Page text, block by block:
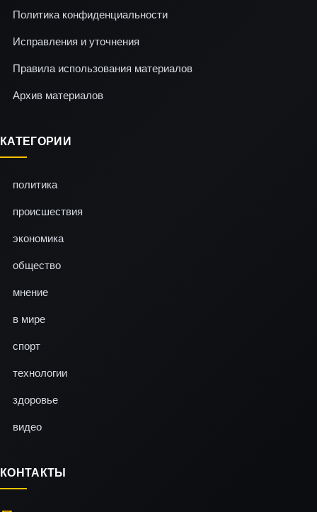
Политика конфиденциальности
Исправления и уточнения
Правила использования материалов
Архив материалов
КАТЕГОРИИ
политика
происшествия
экономика
общество
мнение
в мире
спорт
технологии
здоровье
видео
КОНТАКТЫ